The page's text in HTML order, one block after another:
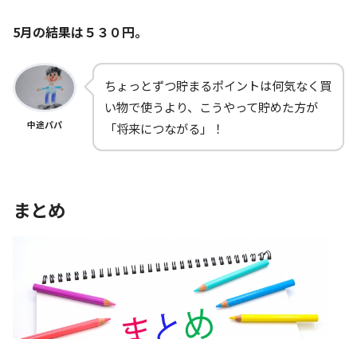
5月の結果は５３０円。
中途パパ
ちょっとずつ貯まるポイントは何気なく買
い物で使うより、こうやって貯めた方が
「将来につながる」！
まとめ